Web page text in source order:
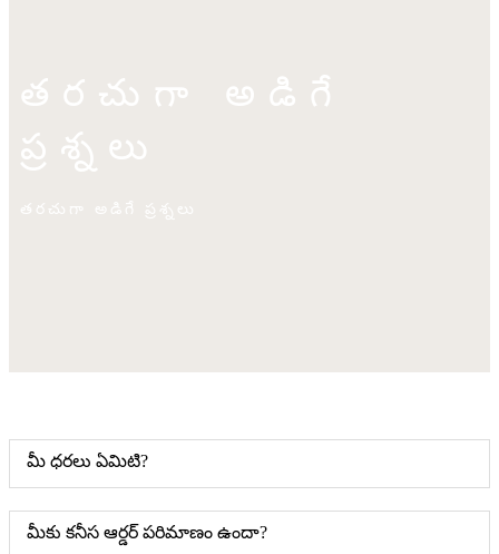
తరచుగా అడిగే
ప్రశ్నలు
తరచుగా అడిగే ప్రశ్నలు
మీ ధరలు ఏమిటి?
మీకు కనీస ఆర్డర్ పరిమాణం ఉందా?